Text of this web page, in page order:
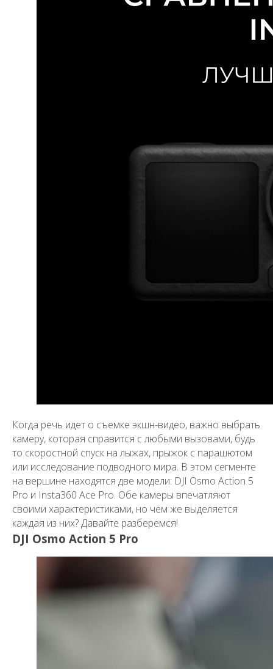
Когда речь идет о съемке экшн-видео, важно выбрать
камеру, которая справится с любыми вызовами, будь
то скоростной спуск на лыжах, прыжок с парашютом
или исследование подводного мира. В этом сегменте
на вершине находятся две модели: DJI Osmo Action 5
Pro и Insta360 Ace Pro. Обе камеры впечатляют
своими характеристиками, но чем же выделяется
каждая из них? Давайте разберемся!
DJI Osmo Action 5 Pro